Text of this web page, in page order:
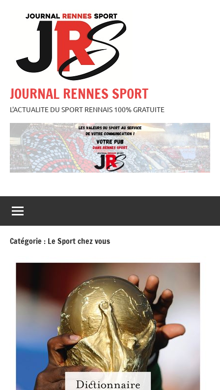
JOURNAL RENNES SPORT
L'ACTUALITE DU SPORT RENNAIS 100% GRATUITE
Catégorie : Le Sport chez vous